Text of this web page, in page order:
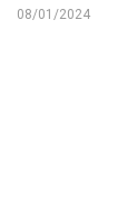
08/01/2024